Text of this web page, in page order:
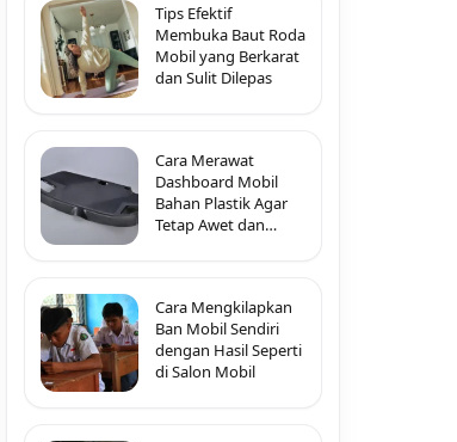
Tips Efektif
Membuka Baut Roda
Mobil yang Berkarat
dan Sulit Dilepas
Cara Merawat
Dashboard Mobil
Bahan Plastik Agar
Tetap Awet dan
Cara Mengkilapkan
Ban Mobil Sendiri
dengan Hasil Seperti
di Salon Mobil